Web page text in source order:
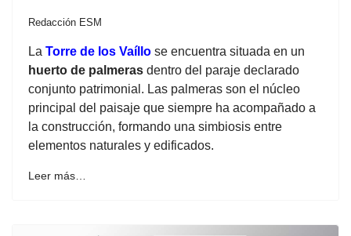
Redacción ESM
La Torre de los Vaíllo se encuentra situada en un
huerto de palmeras dentro del paraje declarado
conjunto patrimonial. Las palmeras son el núcleo
principal del paisaje que siempre ha acompañado a
la construcción, formando una simbiosis entre
elementos naturales y edificados.
Leer más…